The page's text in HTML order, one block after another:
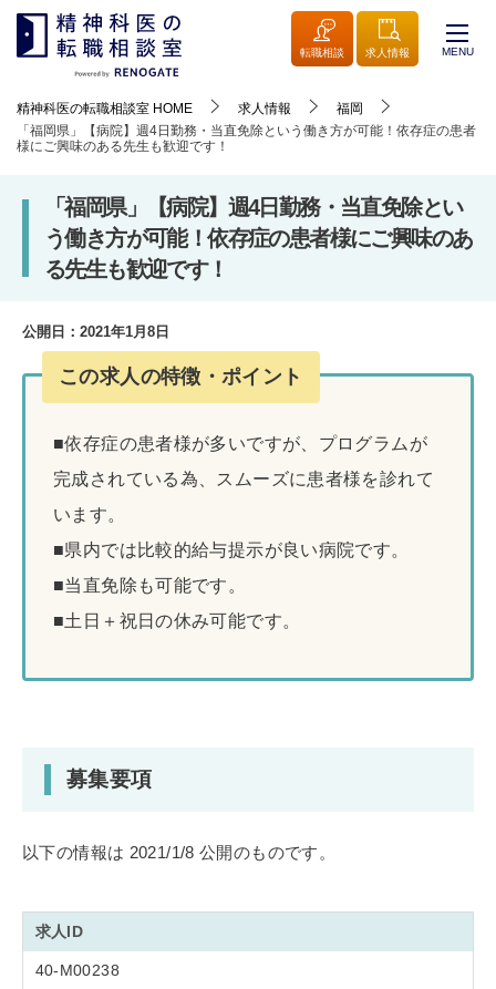
転職相談 求人情報 MENU
精神科医の転職相談室 HOME 求人情報
福岡
「福岡県」【病院】週4日勤務・当直免除という働き方が可能！依存症の患者
様にご興味のある先生も歓迎です！
「福岡県」【病院】週4日勤務・当直免除とい
う働き方が可能！依存症の患者様にご興味のあ
る先生も歓迎です！
公開日： 2021年1月8日
この求人の特徴・ポイント
■依存症の患者様が多いですが、プログラムが
完成されている為、スムーズに患者様を診れて
います。
■県内では比較的給与提示が良い病院です。
■当直免除も可能です。
■土日＋祝日の休み可能です。
募集要項
以下の情報は 2021/1/8 公開のものです。
求人ID
40-M00238